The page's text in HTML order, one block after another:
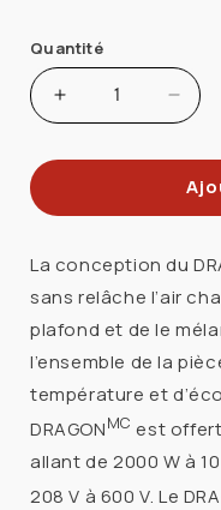
Quantité
Augmenter
quantité
STELPRO
DESIGN
DRII1021C24W
CHAUF
PLAF
DRAGON
DR-
II10KW
24V
BLANC
de
DR-
24V
La conception du
sans relâche l’air
plafond et de le
l’ensemble de la
température et
DRAGONMC est
allant de 2000 W à
208 V à 600 V. Le